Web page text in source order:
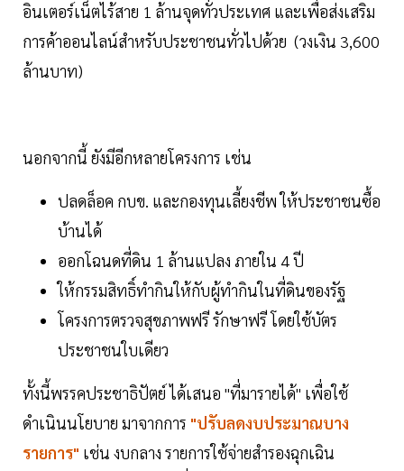
อินเตอร์เน็ตไร้สาย 1 ล้านจุดทั่วประเทศ และเพื่อส่งเสริม
การค้าออนไลน์สำหรับประชาชนทั่วไปด้วย (วงเงิน 3,600
ล้านบาท)
นอกจากนี้ ยังมีอีกหลายโครงการ เช่น
ปลดล็อค กบข. และกองทุนเลี้ยงชีพ ให้ประชาชนซื้อ
บ้านได้
ออกโฉนดที่ดิน 1 ล้านแปลง ภายใน 4 ปี
ให้กรรมสิทธิ์ทำกินให้กับผู้ทำกินในที่ดินของรัฐ
โครงการตรวจสุขภาพฟรี รักษาฟรี โดยใช้บัตร
ประชาชนใบเดียว
ทั้งนี้พรรคประชาธิปัตย์ ได้เสนอ "ที่มารายได้" เพื่อใช้
ดำเนินนโยบาย มาจากการ "ปรับลดงบประมาณบาง
รายการ" เช่น งบกลาง รายการใช้จ่ายสำรองฉุกเฉิน